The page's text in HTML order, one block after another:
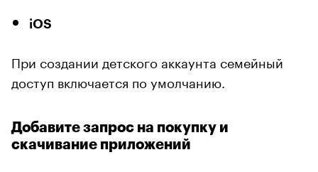
iOS
При создании детского аккаунта семейный
доступ включается по умолчанию.
Добавите запрос на покупку и
скачивание приложений